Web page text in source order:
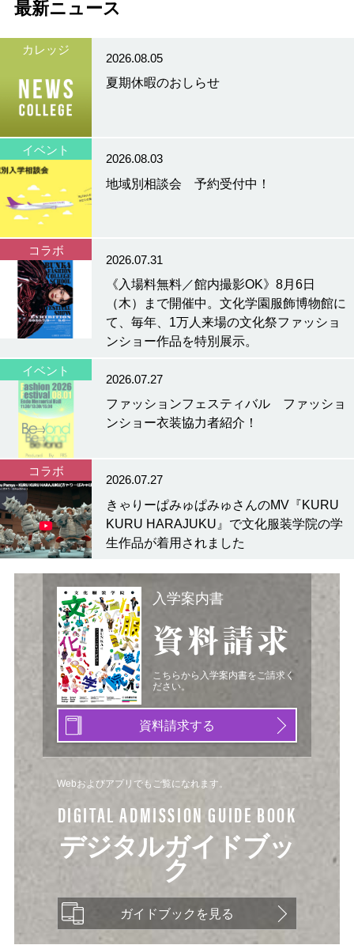
最新ニュース
カレッジ
2026.08.05
夏期休暇のおしらせ
イベント
2026.08.03
地域別相談会 予約受付中！
コラボ
2026.07.31
《入場料無料／館内撮影OK》8月6日
（木）まで開催中。文化学園服飾博物館に
て、毎年、1万人来場の文化祭ファッショ
ンショー作品を特別展示。
イベント
2026.07.27
ファッションフェスティバル ファッショ
ンショー衣装協力者紹介！
コラボ
2026.07.27
きゃりーぱみゅぱみゅさんのMV『KURU
KURU HARAJUKU』で文化服装学院の学
生作品が着用されました
入学案内書
資料請求
こちらから入学案内書をご請求く
ださい。
資料請求する
Webおよびアプリでもご覧になれます。
DIGITAL ADMISSION GUIDE BOOK
デジタルガイドブッ
ク
ガイドブックを見る